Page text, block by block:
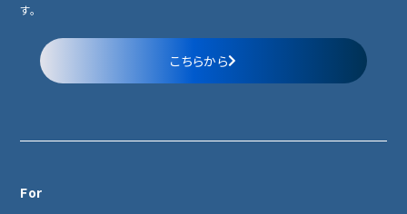
す。
こちらから
For